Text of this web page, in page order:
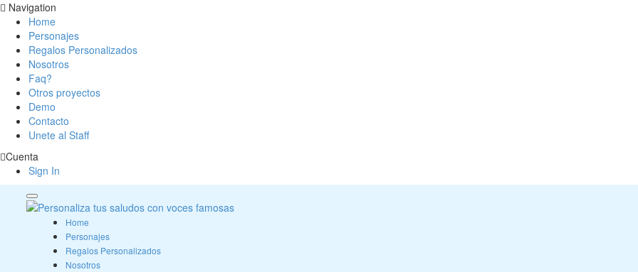
Navigation
Home
Personajes
Regalos Personalizados
Nosotros
Faq?
Otros proyectos
Demo
Contacto
Unete al Staff
Cuenta
Sign In
Home
Personajes
Regalos Personalizados
Nosotros